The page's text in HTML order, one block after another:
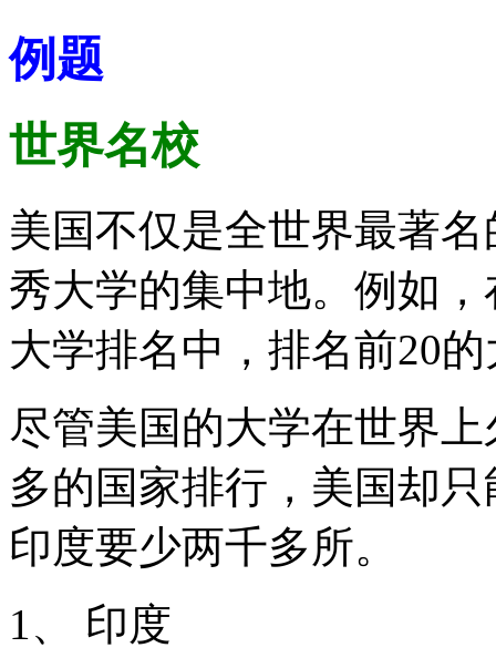
例题
世界名校
美国不仅是全世界最著
秀大学的集中地。例如
大学排名中，排名前20
尽管美国的大学在世界
多的国家排行，美国却
印度要少两千多所。
1、 印度